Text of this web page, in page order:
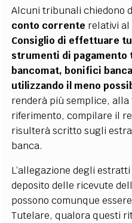
Alcuni tribunali chiedono
conto corrente relativi al
Consiglio di effettuare
strumenti di pagamento
bancomat, bonifici
utilizzando il meno
renderà più semplice, alla
riferimento, compilare il
risulterà scritto sugli
banca.
L’allegazione degli
deposito delle ricevute
possono comunque
Tutelare, qualora questi